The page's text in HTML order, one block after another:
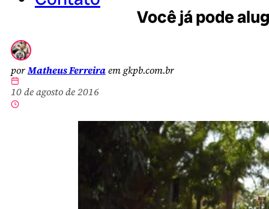
Você já pode
porMatheus Ferreiraem gkpb.com.br
10 de agosto de 2016